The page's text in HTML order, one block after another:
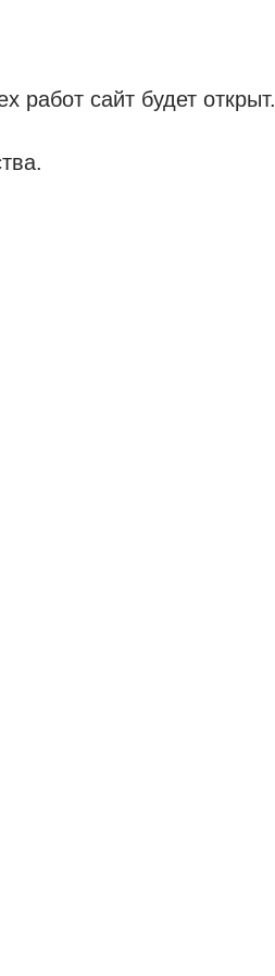
работ сайт будет открыт.